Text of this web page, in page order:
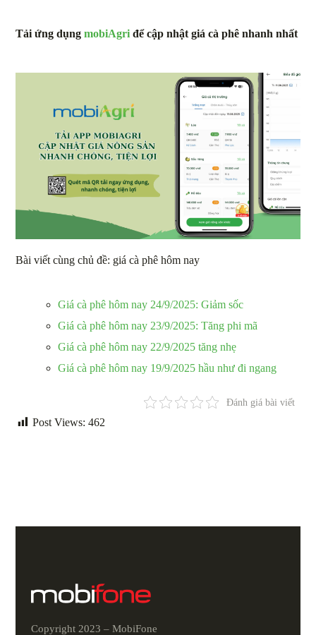
Tải ứng dụngmobiAgri để cập nhật giá cà phê nhanh nhất
Bài viết cùng chủ đề: giá cà phê hôm nay
Giá cà phê hôm nay 24/9/2025: Giảm sốc
Giá cà phê hôm nay 23/9/2025: Tăng phi mã
Giá cà phê hôm nay 22/9/2025 tăng nhẹ
Giá cà phê hôm nay 19/9/2025 hầu như đi ngang
Đánh giá bài viết
Post Views: 462
Copyright 2023 – MobiFone